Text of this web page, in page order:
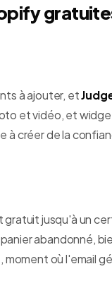
à ajouter, et
et vidéo, et
créer de la
jusqu'à un
abandonné,
où l'email